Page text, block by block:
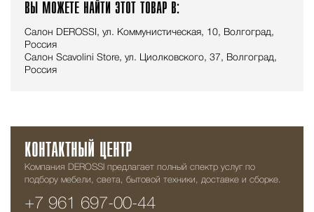
ВЫ МОЖЕТЕ НАЙТИ ЭТОТ ТОВАР В:
Салон DEROSSI, ул. Коммунистическая, 10, Волгоград,
Россия
Салон Scavolini Store, ул. Циолковского, 37, Волгоград,
Россия
КОНТАКТНЫЙ ЦЕНТР
Компания DEROSSI предлагает полный спектр услуг по
подбору мебели, света, бытовой техники, доставке и сборке.
+7 961 697-00-44